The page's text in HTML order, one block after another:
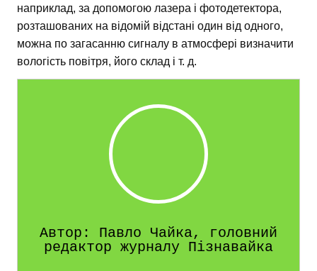
наприклад, за допомогою лазера і фотодетектора,
розташованих на відомій відстані один від одного,
можна по загасанню сигналу в атмосфері визначити
вологість повітря, його склад і т. д.
Автор: Павло Чайка, головний
редактор журналу Пізнавайка